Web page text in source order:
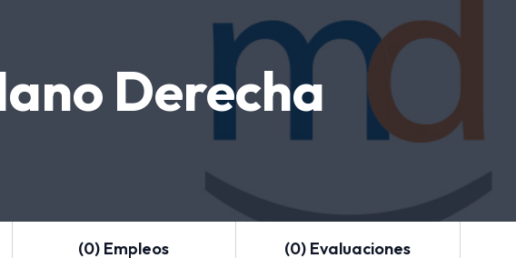
Derecha
(0) Empleos (0) Evaluaciones